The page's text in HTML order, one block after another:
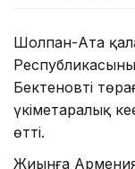
Шолпан-Ата
Бектеновтің
үкіметаралық
өтті.
Жиынға